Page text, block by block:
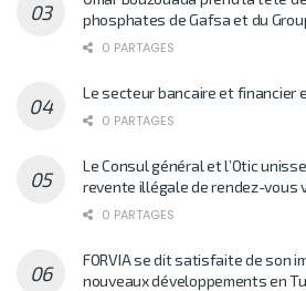
phosphates de Gafsa et du
0 PARTAGES
Le secteur bancaire et financier
0 PARTAGES
Le Consul général et l’Otic
revente illégale de rendez-vous
0 PARTAGES
FORVIA se dit satisfaite de son
nouveaux développements en